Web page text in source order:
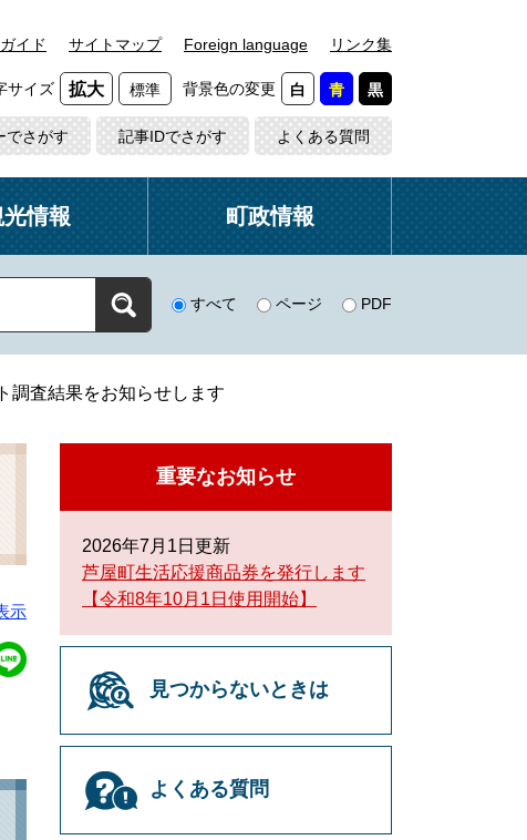
イド サイトマップ Foreign language リンク集
サイズ 拡大 標準 背景色の変更 白 青 黒
でさがす 記事IDでさがす よくある質問
情報 町政情報
すべて ページ PDF
調査結果をお知らせします
示
重要なお知らせ
2026年7月1日更新
芦屋町生活応援商品券を発行します
【令和8年10月1日使用開始】
見つからないときは
よくある質問